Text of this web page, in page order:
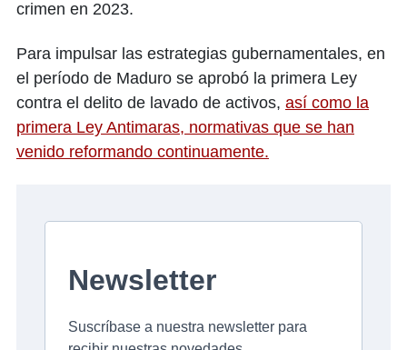
crimen en 2023.
Para impulsar las estrategias gubernamentales, en
el período de Maduro se aprobó la primera Ley
contra el delito de lavado de activos, así como la
primera Ley Antimaras, normativas que se han
venido reformando continuamente.